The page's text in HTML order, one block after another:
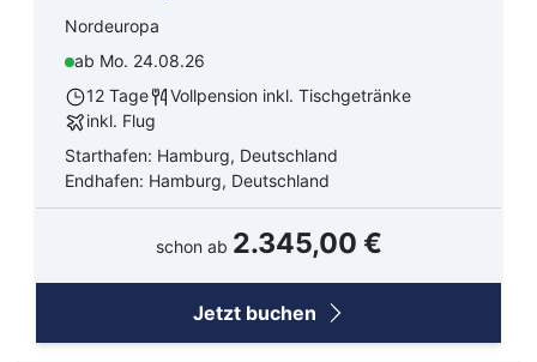
Nordeuropa
ab Mo. 24.08.26
12 Tage
Vollpension inkl. Tischgetränke
inkl. Flug
Starthafen: Hamburg, Deutschland
Endhafen: Hamburg, Deutschland
schon ab 2.345,00 €
Jetzt buchen